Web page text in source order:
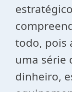
todo, pois
uma série
dinheiro,